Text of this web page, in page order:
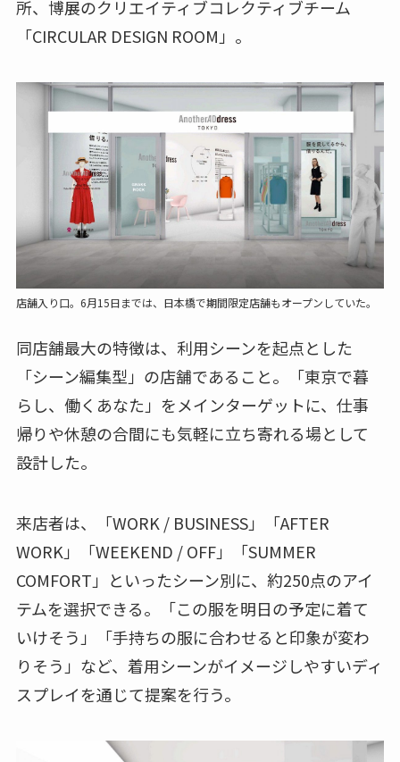
所、博展のクリエイティブコレクティブチーム
「CIRCULAR DESIGN ROOM」。
店舗入り口。6月15日までは、日本橋で期間限定店舗もオープンしていた。
同店舗最大の特徴は、利用シーンを起点とした
「シーン編集型」の店舗であること。「東京で暮
らし、働くあなた」をメインターゲットに、仕事
帰りや休憩の合間にも気軽に立ち寄れる場として
設計した。
来店者は、「WORK / BUSINESS」「AFTER
WORK」「WEEKEND / OFF」「SUMMER
COMFORT」といったシーン別に、約250点のアイ
テムを選択できる。「この服を明日の予定に着て
いけそう」「手持ちの服に合わせると印象が変わ
りそう」など、着用シーンがイメージしやすいディ
スプレイを通じて提案を行う。